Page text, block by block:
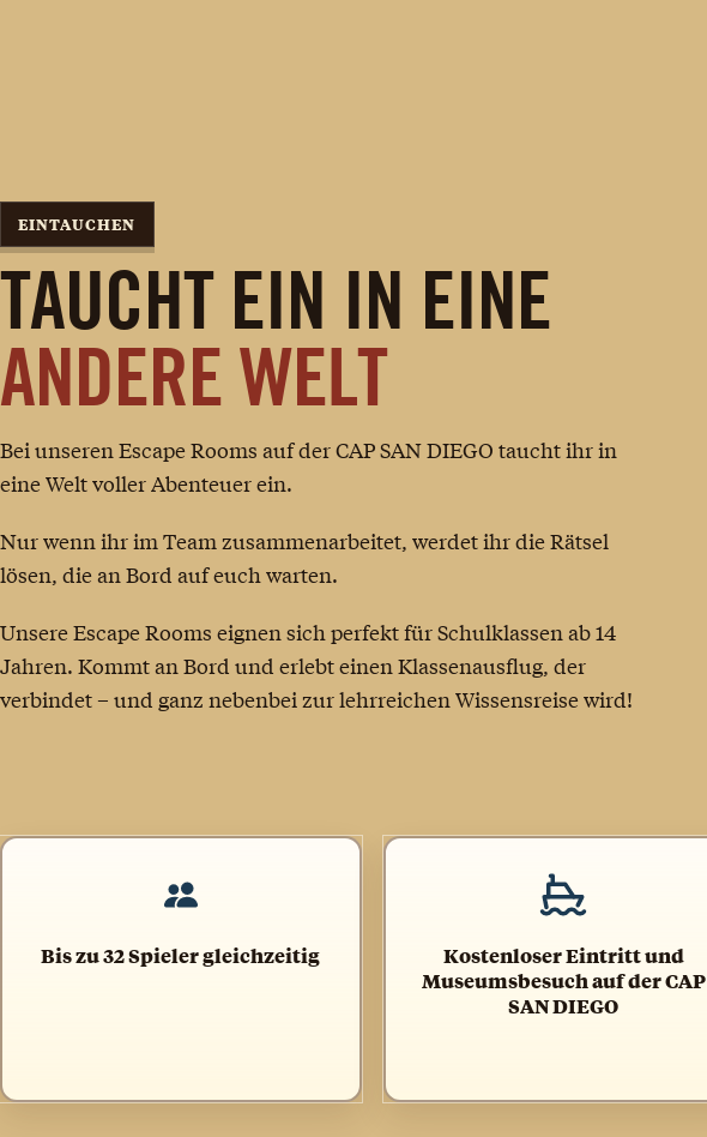
Meister der Zeit
Meister der Zeit
EINTAUCHEN
TAUCHT EIN IN EINE
ANDERE WELT
Bei unseren Escape Rooms auf der CAP SAN DIEGO taucht ihr in
eine Welt voller Abenteuer ein.
Nur wenn ihr im Team zusammenarbeitet, werdet ihr die Rätsel
lösen, die an Bord auf euch warten.
Unsere Escape Rooms eignen sich perfekt für Schulklassen ab 14
Jahren. Kommt an Bord und erlebt einen Klassenausflug, der
verbindet – und ganz nebenbei zur lehrreichen Wissensreise wird!
Bis zu 32 Spieler gleichzeitig
Kostenloser Eintritt und
Museumsbesuch auf der CAP
SAN DIEGO